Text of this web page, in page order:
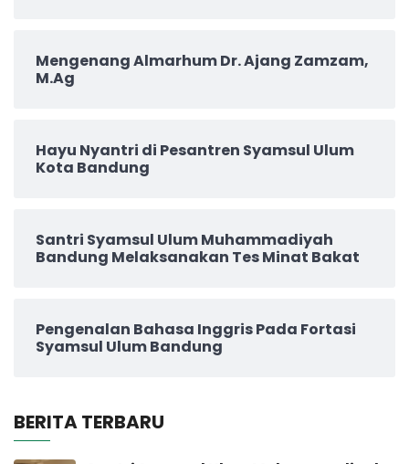
Mengenang Almarhum Dr. Ajang Zamzam,
M.Ag
Hayu Nyantri di Pesantren Syamsul Ulum
Kota Bandung
Santri Syamsul Ulum Muhammadiyah
Bandung Melaksanakan Tes Minat Bakat
Pengenalan Bahasa Inggris Pada Fortasi
Syamsul Ulum Bandung
BERITA TERBARU